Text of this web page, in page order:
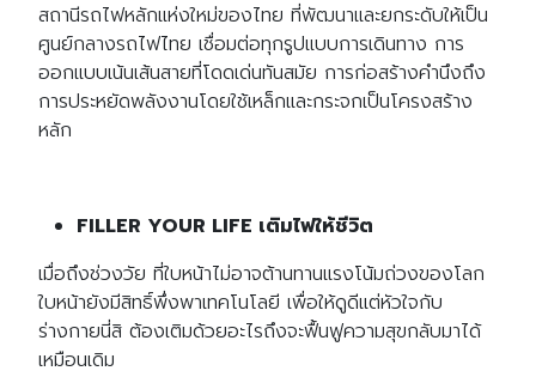
สถานีรถไฟหลักแห่งใหม่ของไทย ที่พัฒนาและยกระดับให้เป็น
ศูนย์กลางรถไฟไทย เชื่อมต่อทุกรูปแบบการเดินทาง การ
ออกแบบเน้นเส้นสายที่โดดเด่นทันสมัย การก่อสร้างคำนึงถึง
การประหยัดพลังงานโดยใช้เหล็กและกระจกเป็นโครงสร้าง
หลัก
FILLER YOUR LIFE เติมไฟให้ชีวิต
เมื่อถึงช่วงวัย ที่ใบหน้าไม่อาจต้านทานแรงโน้มถ่วงของโลก
ใบหน้ายังมีสิทธิ์พึ่งพาเทคโนโลยี เพื่อให้ดูดีแต่หัวใจกับ
ร่างกายนี่สิ ต้องเติมด้วยอะไรถึงจะฟื้นฟูความสุขกลับมาได้
เหมือนเดิม